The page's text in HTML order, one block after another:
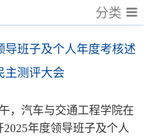
分类
导班子及个人年度考核述
主测评大会
，汽车与交通工程学院在
年度领导班子及个人